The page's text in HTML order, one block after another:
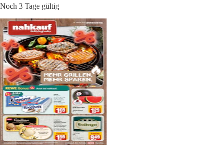
Noch 3 Tage gültig